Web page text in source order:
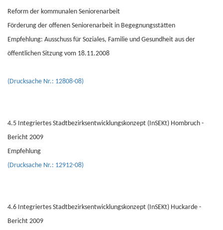
Reform der kommunalen Seniorenarbeit
Förderung der offenen Seniorenarbeit in Begegnungsstätten
Empfehlung: Ausschuss für Soziales, Familie und Gesundheit aus der
öffentlichen Sitzung vom 18.11.2008
(Drucksache Nr.: 12808-08)
4.5 Integriertes Stadtbezirksentwicklungskonzept (InSEKt) Hombruch -
Bericht 2009
Empfehlung
(Drucksache Nr.: 12912-08)
4.6 Integriertes Stadtbezirksentwicklungskonzept (InSEKt) Huckarde -
Bericht 2009